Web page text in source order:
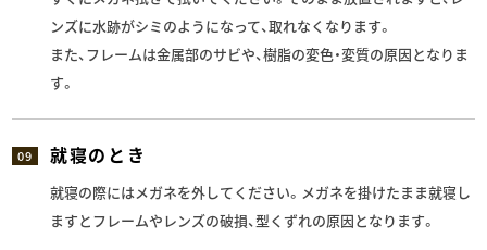
ンズに水跡がシミのようになって、取れなくなります。
また、フレームは金属部のサビや、樹脂の変色・変質の原因となりま
す。
09 就寝のとき
就寝の際にはメガネを外してください。メガネを掛けたまま就寝し
ますとフレームやレンズの破損、型くずれの原因となります。